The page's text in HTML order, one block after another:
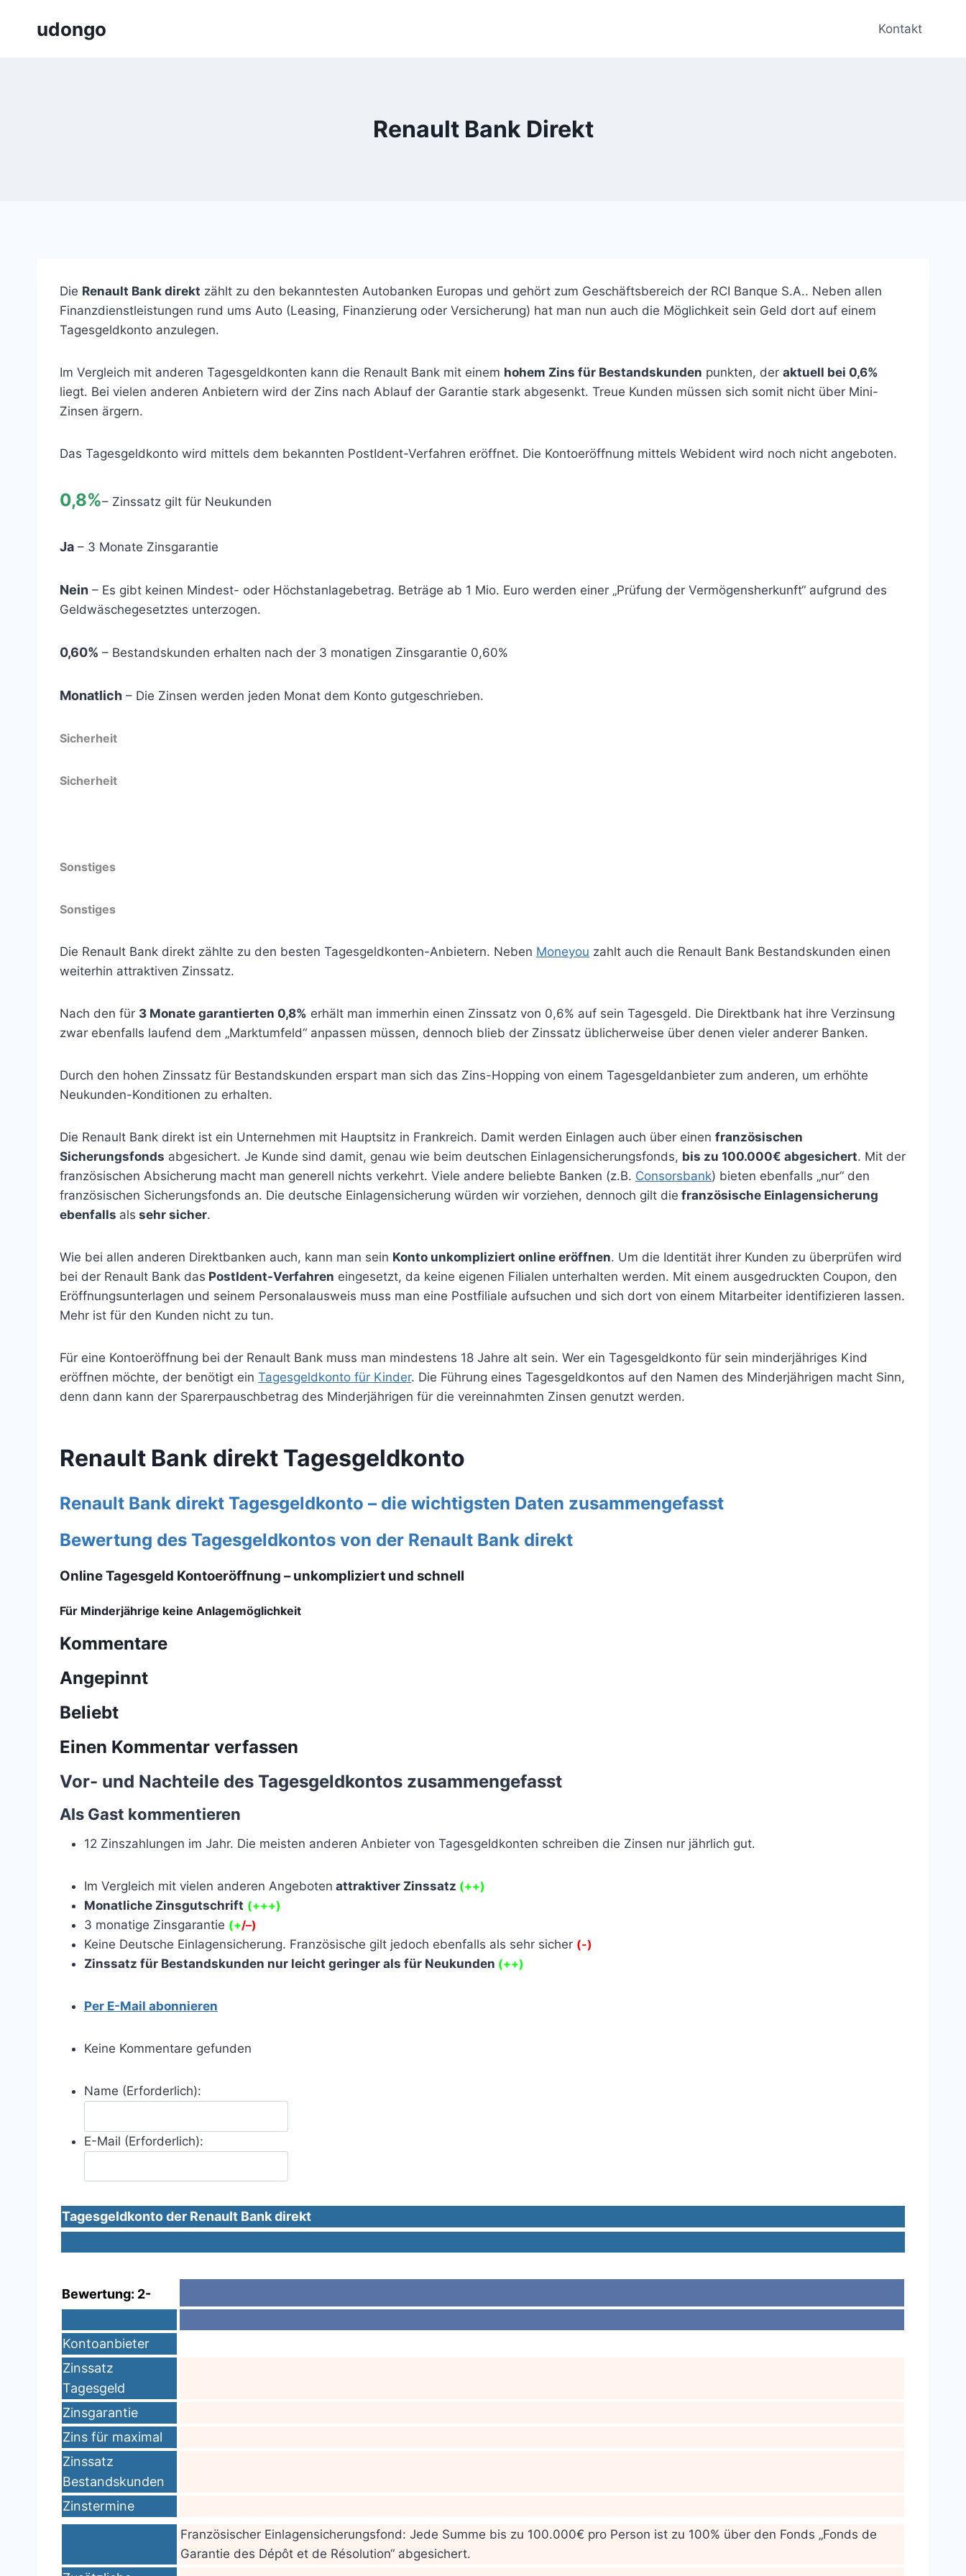
udongo Kontakt
Renault Bank Direkt
Die Renault Bank direkt zählt zu den bekanntesten Autobanken Europas und gehört zum Geschäftsbereich der RCI Banque S.A.. Neben allen
Finanzdienstleistungen rund ums Auto (Leasing, Finanzierung oder Versicherung) hat man nun auch die Möglichkeit sein Geld dort auf einem
Tagesgeldkonto anzulegen.
Im Vergleich mit anderen Tagesgeldkonten kann die Renault Bank mit einem hohem Zins für Bestandskunden punkten, der aktuell bei 0,6%
liegt. Bei vielen anderen Anbietern wird der Zins nach Ablauf der Garantie stark abgesenkt. Treue Kunden müssen sich somit nicht über Mini-
Zinsen ärgern.
Das Tagesgeldkonto wird mittels dem bekannten PostIdent-Verfahren eröffnet. Die Kontoeröffnung mittels Webident wird noch nicht angeboten.
0,8%– Zinssatz gilt für Neukunden
Ja – 3 Monate Zinsgarantie
Nein – Es gibt keinen Mindest- oder Höchstanlagebetrag. Beträge ab 1 Mio. Euro werden einer „Prüfung der Vermögensherkunft“ aufgrund des
Geldwäschegesetztes unterzogen.
0,60% – Bestandskunden erhalten nach der 3 monatigen Zinsgarantie 0,60%
Monatlich – Die Zinsen werden jeden Monat dem Konto gutgeschrieben.
Sicherheit
Sicherheit
Sonstiges
Sonstiges
Die Renault Bank direkt zählte zu den besten Tagesgeldkonten-Anbietern. Neben Moneyou zahlt auch die Renault Bank Bestandskunden einen
weiterhin attraktiven Zinssatz.
Nach den für 3 Monate garantierten 0,8% erhält man immerhin einen Zinssatz von 0,6% auf sein Tagesgeld. Die Direktbank hat ihre Verzinsung
zwar ebenfalls laufend dem „Marktumfeld“ anpassen müssen, dennoch blieb der Zinssatz üblicherweise über denen vieler anderer Banken.
Durch den hohen Zinssatz für Bestandskunden erspart man sich das Zins-Hopping von einem Tagesgeldanbieter zum anderen, um erhöhte
Neukunden-Konditionen zu erhalten.
Die Renault Bank direkt ist ein Unternehmen mit Hauptsitz in Frankreich. Damit werden Einlagen auch über einen französischen
Sicherungsfonds abgesichert. Je Kunde sind damit, genau wie beim deutschen Einlagensicherungsfonds, bis zu 100.000€ abgesichert. Mit der
französischen Absicherung macht man generell nichts verkehrt. Viele andere beliebte Banken (z.B. Consorsbank) bieten ebenfalls „nur“ den
französischen Sicherungsfonds an. Die deutsche Einlagensicherung würden wir vorziehen, dennoch gilt die französische Einlagensicherung
ebenfalls als sehr sicher.
Wie bei allen anderen Direktbanken auch, kann man sein Konto unkompliziert online eröffnen. Um die Identität ihrer Kunden zu überprüfen wird
bei der Renault Bank das PostIdent-Verfahren eingesetzt, da keine eigenen Filialen unterhalten werden. Mit einem ausgedruckten Coupon, den
Eröffnungsunterlagen und seinem Personalausweis muss man eine Postfiliale aufsuchen und sich dort von einem Mitarbeiter identifizieren lassen.
Mehr ist für den Kunden nicht zu tun.
Für eine Kontoeröffnung bei der Renault Bank muss man mindestens 18 Jahre alt sein. Wer ein Tagesgeldkonto für sein minderjähriges Kind
eröffnen möchte, der benötigt ein Tagesgeldkonto für Kinder. Die Führung eines Tagesgeldkontos auf den Namen des Minderjährigen macht Sinn,
denn dann kann der Sparerpauschbetrag des Minderjährigen für die vereinnahmten Zinsen genutzt werden.
Renault Bank direkt Tagesgeldkonto
Renault Bank direkt Tagesgeldkonto – die wichtigsten Daten zusammengefasst
Bewertung des Tagesgeldkontos von der Renault Bank direkt
Online Tagesgeld Kontoeröffnung – unkompliziert und schnell
Für Minderjährige keine Anlagemöglichkeit
Kommentare
Angepinnt
Beliebt
Einen Kommentar verfassen
Vor- und Nachteile des Tagesgeldkontos zusammengefasst
Als Gast kommentieren
12 Zinszahlungen im Jahr. Die meisten anderen Anbieter von Tagesgeldkonten schreiben die Zinsen nur jährlich gut.
Im Vergleich mit vielen anderen Angeboten attraktiver Zinssatz (++)
Monatliche Zinsgutschrift (+++)
3 monatige Zinsgarantie (+/–)
Keine Deutsche Einlagensicherung. Französische gilt jedoch ebenfalls als sehr sicher (-)
Zinssatz für Bestandskunden nur leicht geringer als für Neukunden (++)
Per E-Mail abonnieren
Keine Kommentare gefunden
Name (Erforderlich):
E-Mail (Erforderlich):
Tagesgeldkonto der Renault Bank direkt
Bewertung: 2-
Kontoanbieter
Zinssatz
Tagesgeld
Zinsgarantie
Zins für maximal
Zinssatz
Bestandskunden
Zinstermine
Französischer Einlagensicherungsfond: Jede Summe bis zu 100.000€ pro Person ist zu 100% über den Fonds „Fonds de
Garantie des Dépôt et de Résolution“ abgesichert.